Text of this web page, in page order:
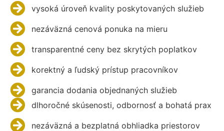
vysoká úroveň kvality poskytovaných služieb
nezáväzná cenová ponuka na mieru
transparentné ceny bez skrytých poplatkov
korektný a ľudský prístup pracovníkov
garancia dodania objednaných služieb
dlhoročné skúsenosti, odbornosť a bohatá prax
nezáväzná a bezplatná obhliadka priestorov